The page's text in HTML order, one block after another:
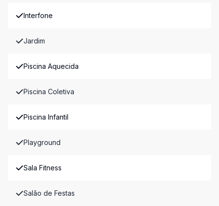
Interfone
Jardim
Piscina Aquecida
Piscina Coletiva
Piscina Infantil
Playground
Sala Fitness
Salão de Festas